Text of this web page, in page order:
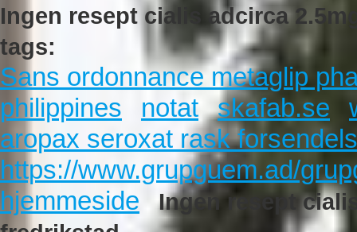
Ingen resept cialis adcirca
tags:
Sans ordonnance metaglip
philippines
notat skafab.se
aropax seroxat rask
https://www.grupguem.ad/
hjemmeside
Ingen resept